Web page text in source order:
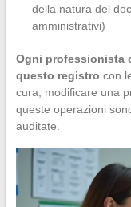
della natura del
amministrativi)
Ogni professionista
questo registro con
cura, modificare una
queste operazioni
auditate.